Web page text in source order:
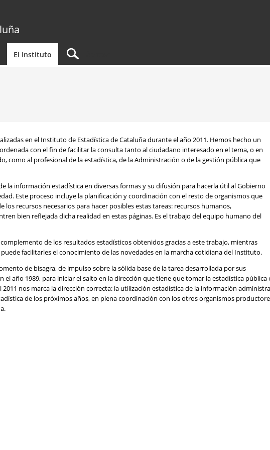
El Instituto
en el Instituto de Estadística de Cataluña durante el año 2011. Hemos hecho un
con el fin de facilitar la consulta tanto al ciudadano interesado en el tema, o en
como al profesional de la estadística, de la Administración o de la gestión pública que
la información estadística en diversas formas y su difusión para hacerla útil al Gobierno
Este proceso incluye la planificación y coordinación con el resto de organismos que
recursos necesarios para hacer posibles estas tareas: recursos humanos,
bien reflejada dicha realidad en estas páginas. Es el trabajo del equipo humano del
de los resultados estadísticos obtenidos gracias a este trabajo, mientras
facilitarles el conocimiento de las novedades en la marcha cotidiana del Instituto.
de bisagra, de impulso sobre la sólida base de la tarea desarrollada por sus
el año 1989, para iniciar el salto en la dirección que tiene que tomar la estadística
nos marca la dirección correcta: la utilización estadística de la información
de los próximos años, en plena coordinación con los otros organismos